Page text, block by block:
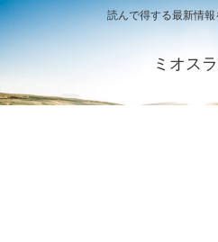
読んで得する最新情
ミオス